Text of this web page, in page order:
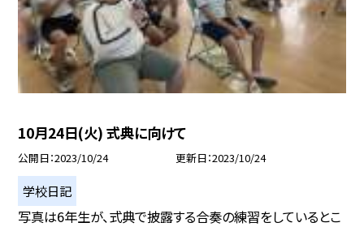
10月24日(火) 式典に向けて
公開日 2023/10/24 更新日 2023/10/24
学校日記
写真は6年生が、式典で披露する合奏の練習をしているとこ